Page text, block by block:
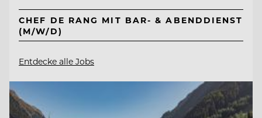
CHEF DE RANG MIT BAR- & ABENDDIENST
(M/W/D)
Entdecke alle Jobs